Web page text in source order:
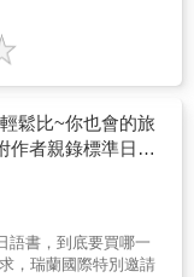
答案。不只是背文
和意義，識別那些
時提升閱讀理解能
您掌握句子結構，
徹掌握考試
得心應手，輕鬆拿下
的文法都按50音順序
法索引表，讓您需
書就是您的私人助
出相似文法，學習
沒時間讀書就學不了
我們的訓練不只是記
意義和學會如何在
解考試的出題規律，
會，到處用！ &ldquo;
かい」還是「せいか
第２大題裡，讀音是
用一張超級表格搞
字雖然讀法多，但掌
能一勞永逸。這不只
會話-初級1）整體的
載音檔 ●練習冊＜文
リル
平假名・片假名
期・時間・星期・顏
動詞・い形容詞
文法為每單元一頁兩
練習卷所構成。可
項目。 Step２ 應用
會話內容均為學習
動的場景。本書的
社會參與能力，因
話之後，再確認會話
最後檢查自己是否
者先學會
所以可以快速理解
此省去冗長之句型引
間運用於學習者之間
話開始學習的優點之
鬆比~你也會的旅
作者親錄標準日語
語書，到底要買哪一
，瑞蘭國際特別邀請